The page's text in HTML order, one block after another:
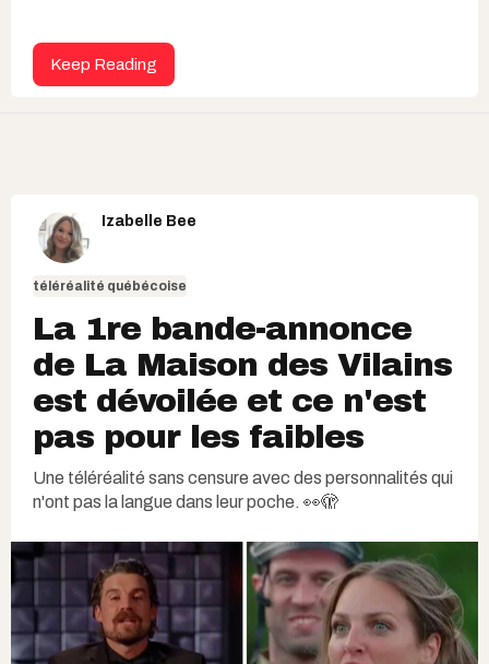
Keep Reading
Izabelle Bee
téléréalité québécoise
La 1re bande-annonce
de La Maison des Vilains
est dévoilée et ce n'est
pas pour les faibles
Une téléréalité sans censure avec des personnalités qui
n'ont pas la langue dans leur poche. 👀🫣